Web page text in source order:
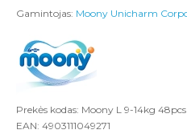
Gamintojas: Moony Unicharm
Prekės kodas: Moony L 9-14kg
EAN: 4903111049271